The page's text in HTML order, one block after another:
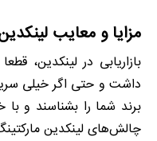
مزایا و معایب
بازاریابی در لینکدین،
داشت و حتی اگر خیلی
برند شما را بشناسند و با
چالش‌های لینکدین